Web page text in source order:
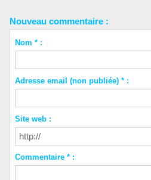
Nouveau commentaire :
Nom * :
Adresse email (non publiée) * :
Site web :
Commentaire * :